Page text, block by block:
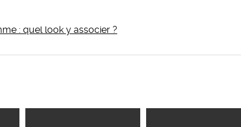
: quel look y associer ?